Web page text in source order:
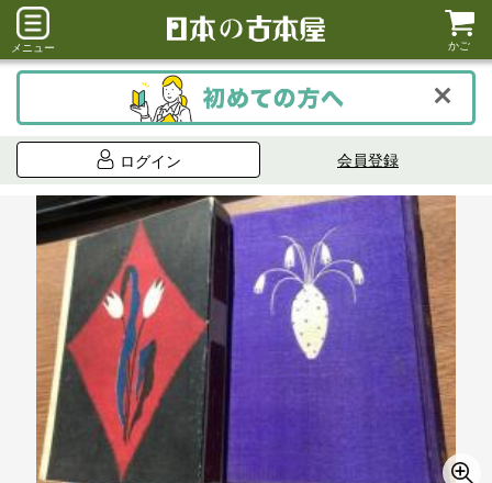
メニュー かご
ログイン 会員登録